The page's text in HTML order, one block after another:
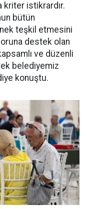
kriter istikrardır.
bütün
teşkil etmesini
destek olan
ve düzenli
belediyemiz
konuştu.